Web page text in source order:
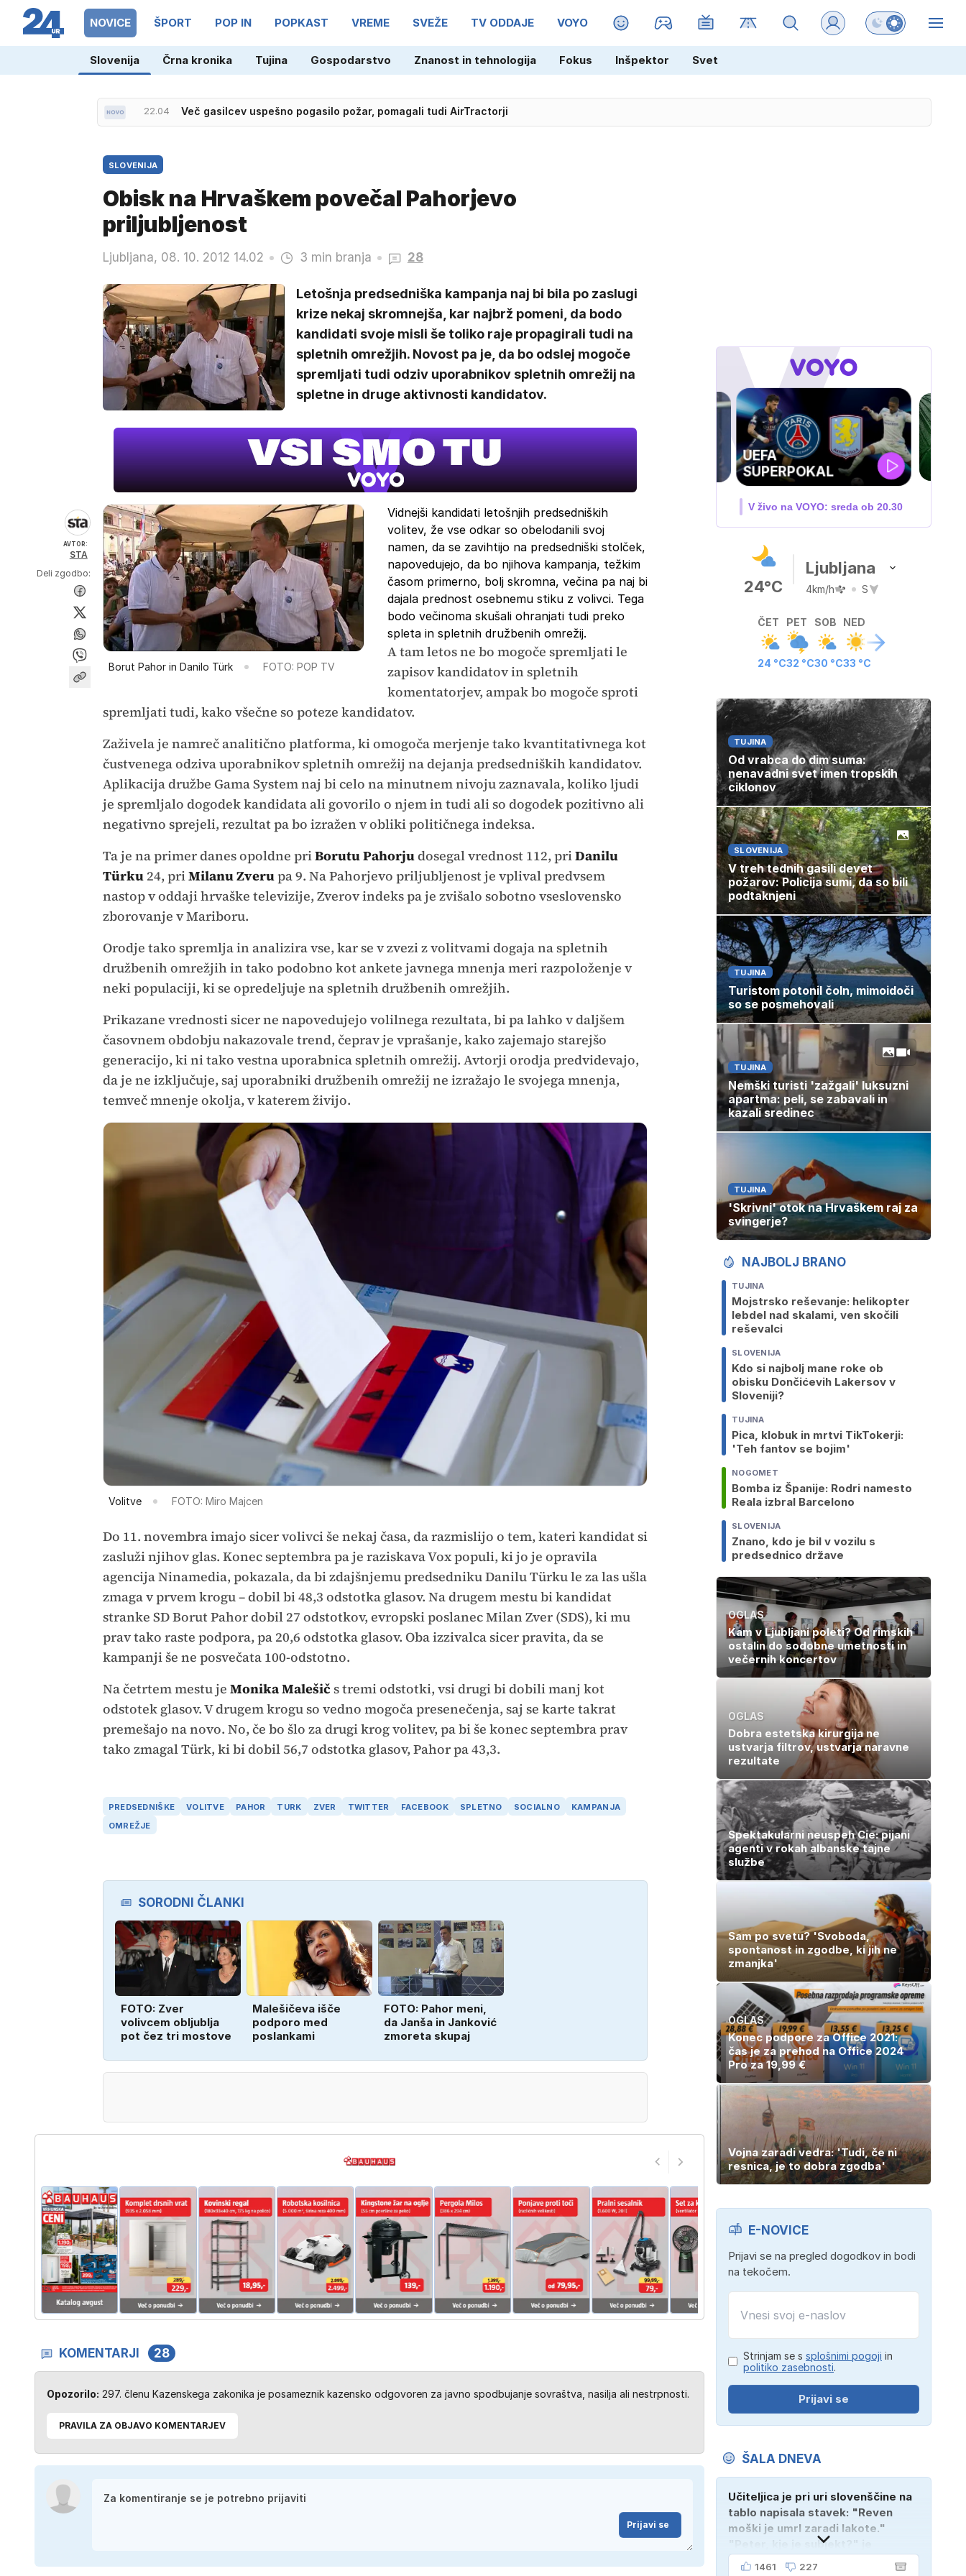
NOVICE ŠPORT POP IN POPKAST VREME SVEŽE TV ODDAJE VOYO MAGAZIN Preklopi barvni
Slovenija Črna kronika Tujina Gospodarstvo Znanost in tehnologija Fokus Inšpektor Svet
22.04 Več gasilcev uspešno pogasilo požar, pomagali tudi AirTractorji
20.32
SLOVENIJA
Obisk na Hrvaškem povečal Pahorjevo
priljubljenost
Ljubljana, 08. 10. 2012 14.02 3 min branja 28
Letošnja predsedniška kampanja naj bi bila po zaslugi
krize nekaj skromnejša, kar najbrž pomeni, da bodo
kandidati svoje misli še toliko raje propagirali tudi na
spletnih omrežjih. Novost pa je, da bo odslej mogoče
spremljati tudi odziv uporabnikov spletnih omrežij na
spletne in druge aktivnosti kandidatov.
AVTOR:
STA
Deli zgodbo:
Borut Pahor in Danilo Türk FOTO: POP TV
Vidnejši kandidati letošnjih predsedniških
volitev, že vse odkar so obelodanili svoj
namen, da se zavihtijo na predsedniški stolček,
napovedujejo, da bo njihova kampanja, težkim
časom primerno, bolj skromna, večina pa naj bi
dajala prednost osebnemu stiku z volivci. Tega
bodo večinoma skušali ohranjati tudi preko
spleta in spletnih družbenih omrežij.
A tam letos ne bo mogoče spremljati le
zapisov kandidatov in spletnih
komentatorjev, ampak bo mogoče sproti
spremljati tudi, kako všečne so poteze kandidatov.
Zaživela je namreč analitično platforma, ki omogoča merjenje tako kvantitativnega kot
čustvenega odziva uporabnikov spletnih omrežij na dejanja predsedniških kandidatov.
Aplikacija družbe Gama System naj bi celo na minutnem nivoju zaznavala, koliko ljudi
je spremljalo dogodek kandidata ali govorilo o njem in tudi ali so dogodek pozitivno ali
negativno sprejeli, rezultat pa bo izražen v obliki političnega indeksa.
Ta je na primer danes opoldne priBorutu Pahorjudosegal vrednost 112, priDanilu
Türku24, priMilanu Zverupa 9. Na Pahorjevo priljubljenost je vplival predvsem
nastop v oddaji hrvaške televizije, Zverov indeks pa je zvišalo sobotno vseslovensko
zborovanje v Mariboru.
Orodje tako spremlja in analizira vse, kar se v zvezi z volitvami dogaja na spletnih
družbenih omrežjih in tako podobno kot ankete javnega mnenja meri razpoloženje v
neki populaciji, ki se opredeljuje na spletnih družbenih omrežjih.
Prikazane vrednosti sicer ne napovedujejo volilnega rezultata, bi pa lahko v daljšem
časovnem obdobju nakazovale trend, čeprav je vprašanje, kako zajemajo starejšo
generacijo, ki ni tako vestna uporabnica spletnih omrežij. Avtorji orodja predvidevajo,
da je ne izključuje, saj uporabniki družbenih omrežij ne izražajo le svojega mnenja,
temveč mnenje okolja, v katerem živijo.
Volitve FOTO: Miro Majcen
Do 11. novembra imajo sicer volivci še nekaj časa, da razmislijo o tem, kateri kandidat si
zasluži njihov glas. Konec septembra pa je raziskava Vox populi, ki jo je opravila
agencija Ninamedia, pokazala, da bi zdajšnjemu predsedniku Danilu Türku le za las ušla
zmaga v prvem krogu – dobil bi 48,3 odstotka glasov. Na drugem mestu bi kandidat
stranke SD Borut Pahor dobil 27 odstotkov, evropski poslanec Milan Zver (SDS), ki mu
prav tako raste podpora, pa 20,6 odstotka glasov. Oba izzivalca sicer pravita, da se
kampanji še ne posvečata 100-odstotno.
Na četrtem mestu je Monika Malešič s tremi odstotki, vsi drugi bi dobili manj kot
odstotek glasov. V drugem krogu so vedno mogoča presenečenja, saj se karte takrat
premešajo na novo. No, če bo šlo za drugi krog volitev, pa bi še konec septembra prav
tako zmagal Türk, ki bi dobil 56,7 odstotka glasov, Pahor pa 43,3.
PREDSEDNIŠKE VOLITVE PAHOR TURK ZVER TWITTER FACEBOOK SPLETNO SOCIALNO
KAMPANJA
OMREŽJE
SORODNI ČLANKI
FOTO: Zver
volivcem obljublja
pot čez tri mostove
Malešičeva išče
podporo med
poslankami
FOTO: Pahor meni,
da Janša in Janković
zmoreta skupaj
KOMENTARJI 28
Opozorilo: 297. členu Kazenskega zakonika je posameznik kazensko odgovoren za javno spodbujanje sovraštva, nasilja ali nestrpnosti.
PRAVILA ZA OBJAVO KOMENTARJEV
Prijavi se
UEFA
SUPERPOKAL
V živo na VOYO: sreda ob 20.30
24°C
Ljubljana
4km/h S
ČET
24 °C
PET
32 °C
SOB
30 °C
NED
33 °C
TUJINA
Od vrabca do dim suma:
nenavadni svet imen tropskih
ciklonov
SLOVENIJA
V treh tednih gasili devet
požarov: Policija sumi, da so bili
podtaknjeni
TUJINA
Turistom potonil čoln, mimoidoči
so se posmehovali
TUJINA
Nemški turisti 'zažgali' luksuzni
apartma: peli, se zabavali in
kazali sredinec
TUJINA
'Skrivni' otok na Hrvaškem raj za
svingerje?
NAJBOLJ BRANO
TUJINA
Mojstrsko reševanje: helikopter
lebdel nad skalami, ven skočili
reševalci
SLOVENIJA
Kdo si najbolj mane roke ob
obisku Dončićevih Lakersov v
Sloveniji?
TUJINA
Pica, klobuk in mrtvi TikTokerji:
'Teh fantov se bojim'
NOGOMET
Bomba iz Španije: Rodri namesto
Reala izbral Barcelono
SLOVENIJA
Znano, kdo je bil v vozilu s
predsednico države
OGLAS
Kam v Ljubljani poleti? Od rimskih
ostalin do sodobne umetnosti in
večernih koncertov
OGLAS
Dobra estetska kirurgija ne
ustvarja filtrov, ustvarja naravne
rezultate
Spektakularni neuspeh Cie: pijani
agenti v rokah albanske tajne
službe
Sam po svetu? 'Svoboda,
spontanost in zgodbe, ki jih ne
zmanjka'
OGLAS
Konec podpore za Office 2021:
čas je za prehod na Office 2024
Pro za 19,99 €
Vojna zaradi vedra: 'Tudi, če ni
resnica, je to dobra zgodba'
E-NOVICE
Prijavi se na pregled dogodkov in bodi
na tekočem.
Strinjam se s splošnimi pogoji in
politiko zasebnosti.
Prijavi se
ŠALA DNEVA
Učiteljica je pri uri slovenščine na
tablo napisala stavek: "Reven
moški je umrl zaradi lakote."
"Peter, kje je subjekt?" je
vprašala. "Verjetno na
1461 227